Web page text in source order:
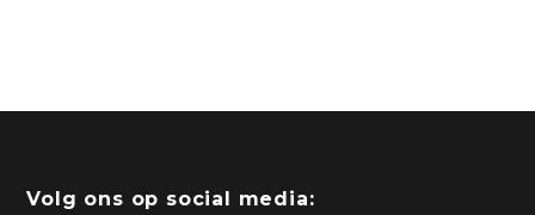
Volg ons op social media: